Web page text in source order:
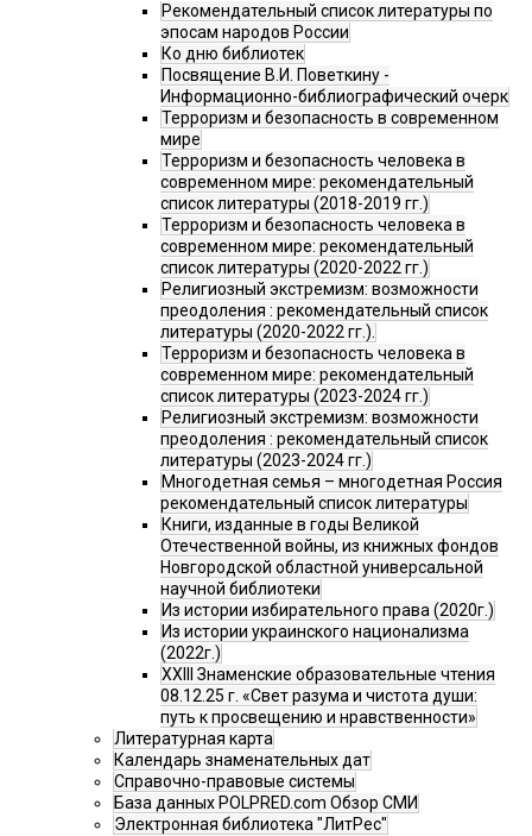
Рекомендательный список литературы по
эпосам народов России
Ко дню библиотек
Посвящение В.И. Поветкину -
Информационно-библиографический очерк
Терроризм и безопасность в современном
мире
Терроризм и безопасность человека в
современном мире: рекомендательный
список литературы (2018-2019 гг.)
Терроризм и безопасность человека в
современном мире: рекомендательный
список литературы (2020-2022 гг.)
Религиозный экстремизм: возможности
преодоления : рекомендательный список
литературы (2020-2022 гг.).
Терроризм и безопасность человека в
современном мире: рекомендательный
список литературы (2023-2024 гг.)
Религиозный экстремизм: возможности
преодоления : рекомендательный список
литературы (2023-2024 гг.)
Многодетная семья – многодетная Россия
рекомендательный список литературы
Книги, изданные в годы Великой
Отечественной войны, из книжных фондов
Новгородской областной универсальной
научной библиотеки
Из истории избирательного права (2020г.)
Из истории украинского национализма
(2022г.)
XXIII Знаменские образовательные чтения
08.12.25 г. «Свет разума и чистота души:
путь к просвещению и нравственности»
Литературная карта
Календарь знаменательных дат
Справочно-правовые системы
База данных POLPRED.com Обзор СМИ
Электронная библиотека "ЛитРес"